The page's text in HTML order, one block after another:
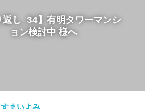
返し_34】有明タワーマンシ
ョン検討中 様へ
すまいよみ